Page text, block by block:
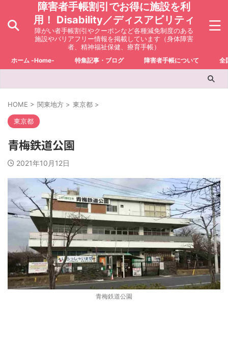
障害者手帳割引でお得に施設を利
用！ Disability／ディスアビリティ
障がい者手帳割引やクーポンなど各種減免制度のある
施設やバリアフリー情報を掲載しています（身体障害
者、精神福祉保健、療育手帳）
ホーム -Home- 特集記事・ブログ 障害者手帳について 全
HOME > 関東地方 > 東京都 >
東京都
青梅鉄道公園
2021年10月12日
青梅鉄道公園